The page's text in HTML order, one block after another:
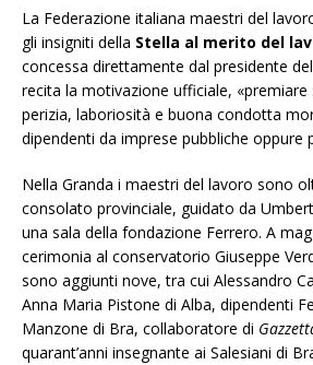
La Federazione italiana maestri del
gli insigniti della Stella al merito del
concessa direttamente dal presidente
recita la motivazione ufficiale, «premiare
perizia, laboriosità e buona condotta
dipendenti da imprese pubbliche oppure
Nella Granda i maestri del lavoro sono
consolato provinciale, guidato da
una sala della fondazione Ferrero. A
cerimonia al conservatorio Giuseppe
sono aggiunti nove, tra cui Alessandro
Anna Maria Pistone di Alba, dipendenti
Manzone di Bra, collaboratore di
quarant’anni insegnante ai Salesiani di